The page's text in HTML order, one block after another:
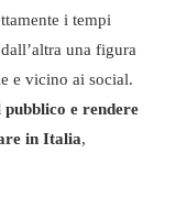
i tempi
una figura
e vicino ai social.
e rendere
in Italia,